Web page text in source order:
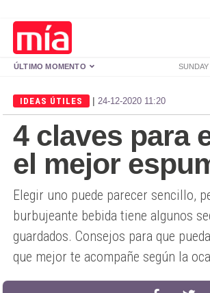
ÚLTIMO MOMENTO
IDEAS ÚTILES | 24-12-2020 11:20
4 claves para
el mejor
Elegir uno puede parecer sencillo,
burbujeante bebida tiene algunos
guardados. Consejos para que
que mejor te acompañe según la